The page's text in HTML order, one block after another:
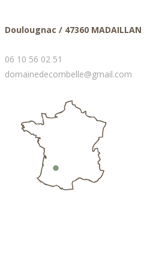
Doulougnac / 47360 MADAILLAN
06 10 56 02 51
domainedecombelle@gmail.com